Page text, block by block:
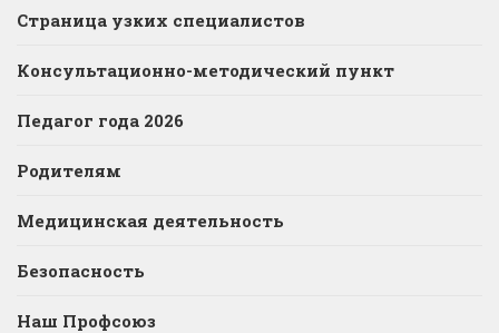
Страница узких специалистов
Консультационно-методический пункт
Педагог года 2026
Родителям
Медицинская деятельность
Безопасность
Наш Профсоюз